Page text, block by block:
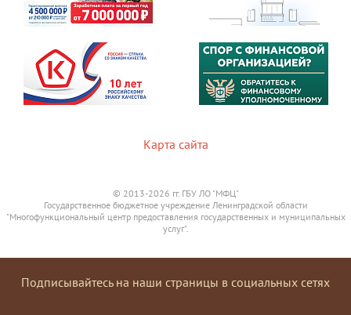
Карта сайта
© 2013-2026 гг. ГБУ ЛО "МФЦ"
Государственное бюджетное учреждение Ленинградской области
"Многофункциональный центр предоставления государственных и муниципальных
услуг".
Подписывайтесь на наши страницы в социальных сетях